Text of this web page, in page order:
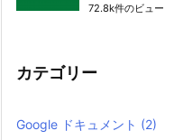
72.8k件のビュー
カテゴリー
Google ドキュメント (2)